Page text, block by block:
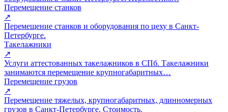
Перемещение станков
↗
Перемещение станков и оборудования по цеху в Санкт-
Петербурге.
Такелажники
↗
Услуги аттестованных такелажников в СПб. Такелажники
занимаются перемещение крупногабаритных…
Перемещение грузов
↗
Перемещение тяжелых, крупногабаритных, длинномерных
грузов в Санкт-Петербурге. Стоимость.